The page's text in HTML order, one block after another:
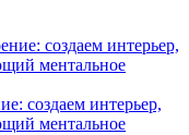
создаем интерьер,
ментальное